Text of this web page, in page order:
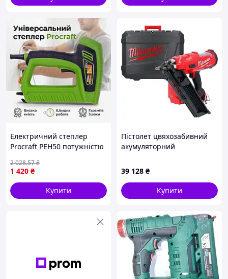
Електричний степлер
Procraft PEH50 потужністю
довжиною 8-16 мм з
регулюванням сили удару,
меблевий
1 420 ₴
2 028.57₴
Купити
Пістолет цвяхозабивний
акумуляторний
M18 FFN-0C, 50/90мм (+
ключ, HD кейс) MILWAUKEE
4933471406
39 128 ₴
Купити